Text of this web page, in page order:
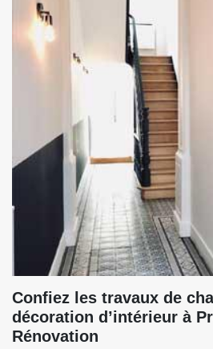
Confiez les travaux de
décoration d’intérieur à
Rénovation